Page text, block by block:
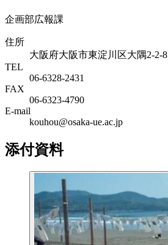
企画部広報課
住所
大阪府大阪市東淀川区大隅2-2-8
TEL
06-6328-2431
FAX
06-6323-4790
E-mail
kouhou@osaka-ue.ac.jp
添付資料